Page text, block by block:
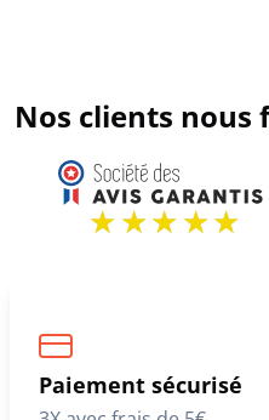
Nos clients nous
Paiement sécurisé